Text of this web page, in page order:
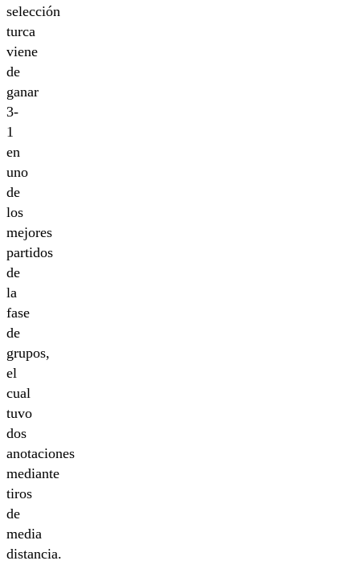
selección
turca
viene
de
ganar
3-
1
en
uno
de
los
mejores
partidos
de
la
fase
de
grupos,
el
cual
tuvo
dos
anotaciones
mediante
tiros
de
media
distancia.